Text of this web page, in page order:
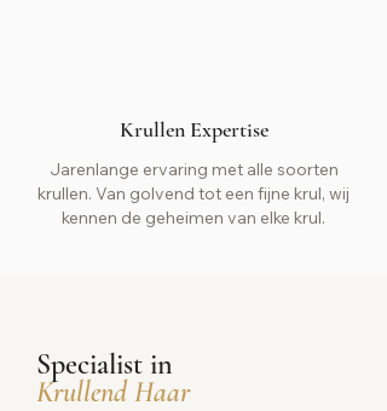
Krullen Expertise
Jarenlange ervaring met alle soorten
krullen. Van golvend tot een fijne krul, wij
kennen de geheimen van elke krul.
Specialist in
Krullend Haar